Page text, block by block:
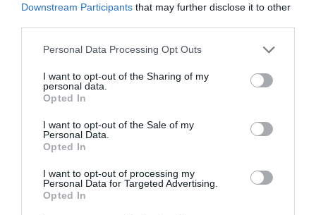
Downstream Participants that may further disclose it to other
Please note that this website/app uses one or more Google
not limited to your visit or usage behaviour. You may click to
grant or deny consent to Google and its third-party tags to
use your data for below specified purposes in below Google
consent section.
Personal Data Processing Opt Outs
I want to opt-out of the Sharing of my
personal data.
Opted In
I want to opt-out of the Sale of my
Personal Data.
Opted In
I want to opt-out of processing my
Personal Data for Targeted Advertising.
Opted In
Στην ΑΑΔΕ ο Μητσοτάκης για το
myAGRO – Τι δήλωσε
06.08.2026 | 15:00
Φωτιά τώρα στη Σκύρο
06.08.2026 | 14:45
Πασίγνωστο κοσμηματοπωλείο
έπιασε φωτιά στην Εύβοια
πρώτη επίσημη της
προετοιμασίας και ο
αγιασμός
απαράβατος κανόνας
των 30 λεπτών που